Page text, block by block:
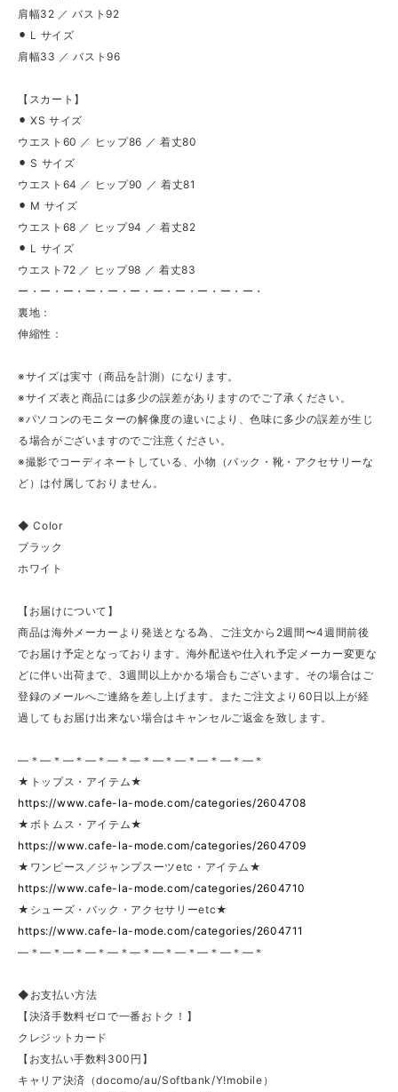
肩幅32 ／ バスト92
⚫︎ L サイズ
肩幅33 ／ バスト96
【スカート】
⚫︎ XS サイズ
ウエスト60 ／ ヒップ86 ／ 着丈80
⚫︎ S サイズ
ウエスト64 ／ ヒップ90 ／ 着丈81
⚫︎ M サイズ
ウエスト68 ／ ヒップ94 ／ 着丈82
⚫︎ L サイズ
ウエスト72 ／ ヒップ98 ／ 着丈83
ー・ー・ー・ー・ー・ー・ー・ー・ー・ー・ー・
裏地：
伸縮性：
※サイズは実寸（商品を計測）になります。
※サイズ表と商品には多少の誤差がありますのでご了承ください。
※パソコンのモニターの解像度の違いにより、色味に多少の誤差が生じ
る場合がございますのでご注意ください。
※撮影でコーディネートしている、小物（バック・靴・アクセサリーな
ど）は付属しておりません。
◆ Color
ブラック
ホワイト
【お届けについて】
商品は海外メーカーより発送となる為、ご注文から2週間〜4週間前後
でお届け予定となっております。海外配送や仕入れ予定メーカー変更な
どに伴い出荷まで、3週間以上かかる場合もございます。その場合はご
登録のメールへご連絡を差し上げます。またご注文より60日以上が経
過してもお届け出来ない場合はキャンセルご返金を致します。
—＊—＊—＊—＊—＊—＊—＊—＊—＊—＊—＊
★トップス・アイテム★
https://www.cafe-la-mode.com/categories/2604708
★ボトムス・アイテム★
https://www.cafe-la-mode.com/categories/2604709
★ワンピース／ジャンプスーツetc・アイテム★
https://www.cafe-la-mode.com/categories/2604710
★シューズ・バック・アクセサリーetc★
https://www.cafe-la-mode.com/categories/2604711
—＊—＊—＊—＊—＊—＊—＊—＊—＊—＊—＊
◆お支払い方法
【決済手数料ゼロで一番おトク！】
クレジットカード
【お支払い手数料300円】
キャリア決済（docomo/au/Softbank/Y!mobile）